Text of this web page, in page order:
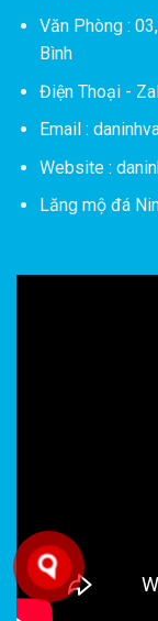
Văn Phòng :
Bình
Điện Thoại -
Email :
Website :
Lăng mộ đá